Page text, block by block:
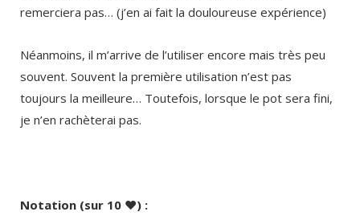
remerciera pas… (j’en ai fait la douloureuse expérience)
Néanmoins, il m’arrive de l’utiliser encore mais très peu
souvent. Souvent la première utilisation n’est pas
toujours la meilleure… Toutefois, lorsque le pot sera fini,
je n’en rachèterai pas.
Notation (sur 10 ♥) :